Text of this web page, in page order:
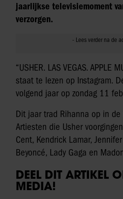
jaarlijkse televisiemoment
verzorgen.
“USHER. LAS VEGAS. APPLE
staat te lezen op Instagram.
volgend jaar op zondag 11
Dit jaar trad Rihanna op in
Artiesten die Usher
Cent, Kendrick Lamar,
Beyoncé, Lady Gaga en
DEEL DIT ARTIKEL
MEDIA!